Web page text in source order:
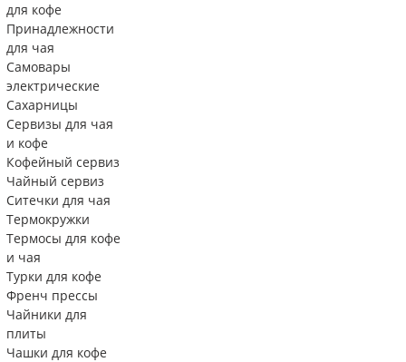
для кофе
Принадлежности
для чая
Самовары
электрические
Сахарницы
Сервизы для чая
и кофе
Кофейный сервиз
Чайный сервиз
Ситечки для чая
Термокружки
Термосы для кофе
и чая
Турки для кофе
Френч прессы
Чайники для
плиты
Чашки для кофе